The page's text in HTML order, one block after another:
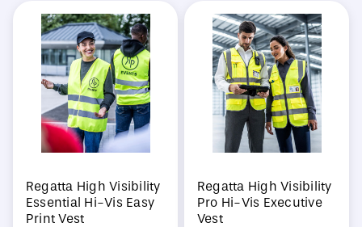
DTF Transfers
Sale
Regatta High Visibility
Essential Hi-Vis Easy
Print Vest
Regatta High Visibility
Pro Hi-Vis Executive
Vest